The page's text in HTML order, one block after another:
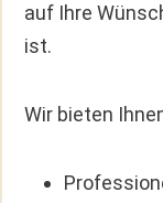
auf Ihre
ist.
Wir bieten